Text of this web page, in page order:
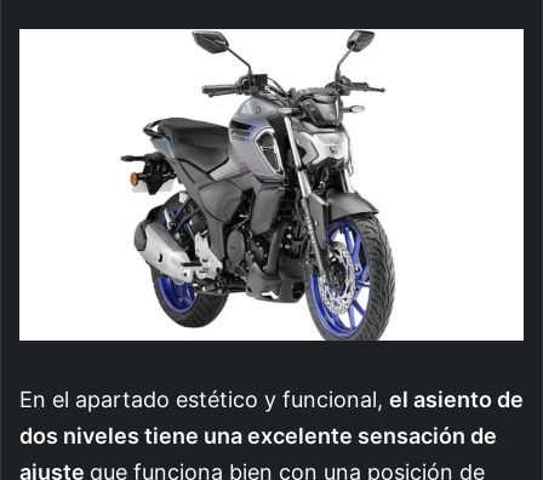
En el apartado estético y funcional, el asiento de
dos niveles tiene una excelente sensación de
ajuste que funciona bien con una posición de